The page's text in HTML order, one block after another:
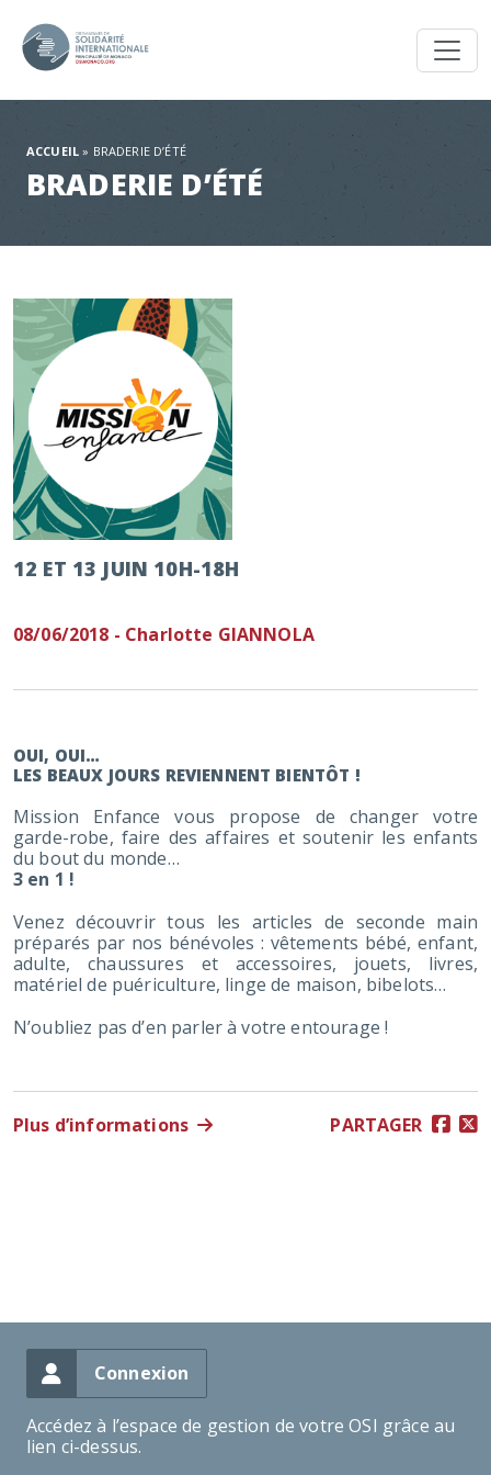
ACCUEIL » BRADERIE D’ÉTÉ
BRADERIE D’ÉTÉ
12 ET 13 JUIN 10H-18H
08/06/2018 - Charlotte GIANNOLA
OUI, OUI…
LES BEAUX JOURS REVIENNENT BIENTÔT !
Mission Enfance vous propose de changer votre
garde-robe, faire des affaires et soutenir les enfants
du bout du monde…
3 en 1 !
Venez découvrir tous les articles de seconde main
préparés par nos bénévoles : vêtements bébé, enfant,
adulte, chaussures et accessoires, jouets, livres,
matériel de puériculture, linge de maison, bibelots…
N’oubliez pas d’en parler à votre entourage !
Plus d’informations PARTAGER
Connexion
Accédez à l’espace de gestion de votre OSI grâce au
lien ci-dessus.